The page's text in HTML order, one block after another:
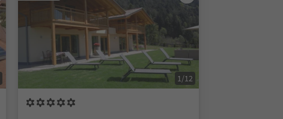
1/12